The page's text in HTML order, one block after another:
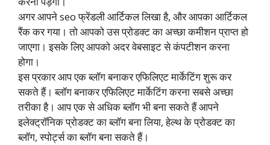
अगर आपने seo फ्रेंडली आर्टिकल लिखा है, और आपका आर्टिकल
रैंक कर गया। तो आपको उस प्रोडक्ट का अच्छा कमीशन प्राप्त हो
जाएगा। इसके लिए आपको अदर वेबसाइट से कंपटीशन करना
होगा।
इस प्रकार आप एक ब्लॉग बनाकर एफिलिएट मार्केटिंग शुरू कर
सकते हैं। ब्लॉग बनाकर एफिलिएट मार्केटिंग करना सबसे अच्छा
तरीका है। आप एक से अधिक ब्लॉग भी बना सकते हैं आपने
इलेक्ट्रॉनिक प्रोडक्ट का ब्लॉग बना लिया, हेल्थ के प्रोडक्ट का
ब्लॉग, स्पोर्ट्स का ब्लॉग बना सकते हैं।